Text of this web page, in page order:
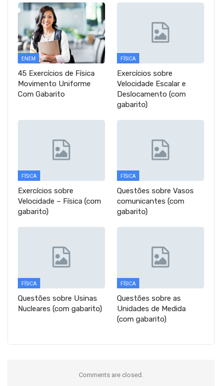
ENEM
45 Exercícios de Física
Movimento Uniforme
Com Gabarito
FÍSICA
Exercícios sobre
Velocidade Escalar e
Deslocamento (com
gabarito)
FÍSICA
Exercícios sobre
Velocidade – Física (com
gabarito)
FÍSICA
Questões sobre Vasos
comunicantes (com
gabarito)
FÍSICA
Questões sobre Usinas
Nucleares (com gabarito)
FÍSICA
Questões sobre as
Unidades de Medida
(com gabarito)
Comments are closed.